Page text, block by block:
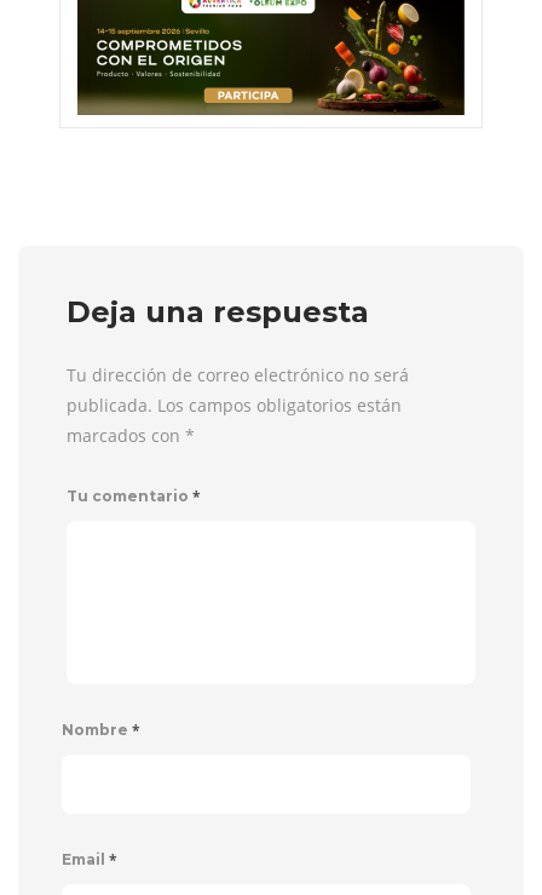
Deja una respuesta
Tu dirección de correo electrónico no será
publicada. Los campos obligatorios están
marcados con *
Tu comentario *
Nombre *
Email *